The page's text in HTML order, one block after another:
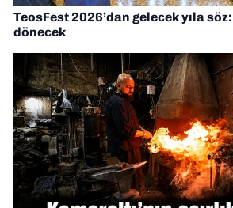
TeosFest 2026’dan gelecek yıla
dönecek